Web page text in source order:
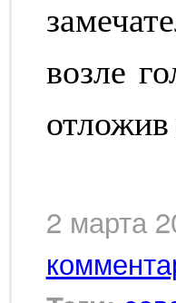
возле
отложив
2 марта